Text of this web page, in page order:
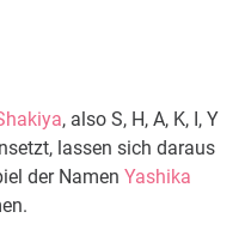
, also S, H, A, K, I, Y
lassen sich daraus
der Namen Yashika